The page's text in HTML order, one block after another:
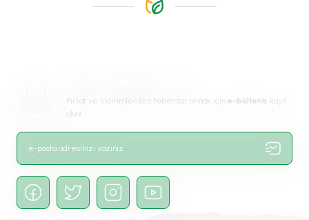
Ürün resmi kalitesiz, bozuk veya görüntülenemiyor.
Gönder
Fırsat ve indirimlerden haberdar olmak için e-bülten’e kayıt
olun!